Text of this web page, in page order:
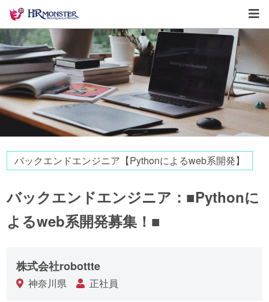
バックエンドエンジニア【Pythonによるweb系開発】
バックエンドエンジニア：■Pythonに
よるweb系開発募集！■
株式会社robottte
神奈川県 正社員